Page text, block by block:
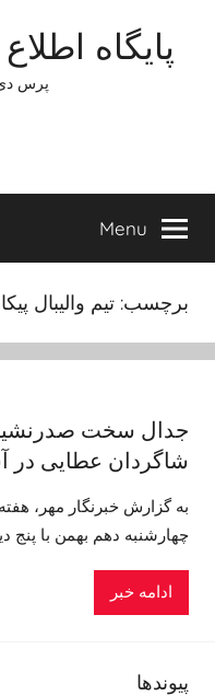
content
پایگاه
پرس دی
Menu
برچسب: تیم والیبال
جدال سخت صدرنشین
شاگردان عطایی در
به گزارش خبرنگار مهر،
چهارشنبه دهم بهمن با پنج
ادامه خبر
پیوندها